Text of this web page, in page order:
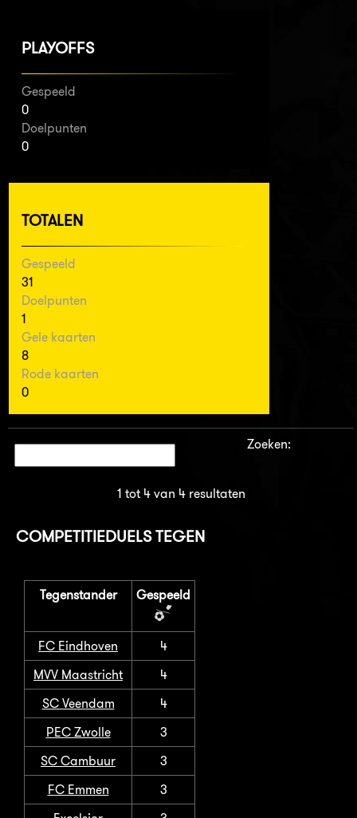
PLAYOFFS
Gespeeld
0
Doelpunten
0
TOTALEN
Gespeeld
31
Doelpunten
1
Gele kaarten
8
Rode kaarten
0
Zoeken:
1 tot 4 van 4 resultaten
COMPETITIEDUELS TEGEN
Tegenstander Gespeeld
FC Eindhoven
4
MVV Maastricht
4
SC Veendam
4
PEC Zwolle
3
SC Cambuur
3
FC Emmen
3